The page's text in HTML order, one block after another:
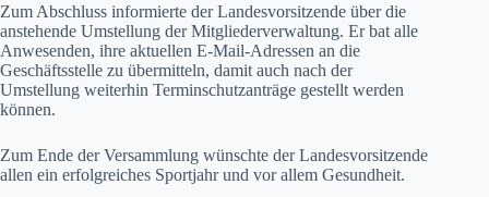
Zum Abschluss informierte der Landesvorsitzende über die
anstehende Umstellung der Mitgliederverwaltung. Er bat alle
Anwesenden, ihre aktuellen E-Mail-Adressen an die
Geschäftsstelle zu übermitteln, damit auch nach der
Umstellung weiterhin Terminschutzanträge gestellt werden
können.
Zum Ende der Versammlung wünschte der Landesvorsitzende
allen ein erfolgreiches Sportjahr und vor allem Gesundheit.